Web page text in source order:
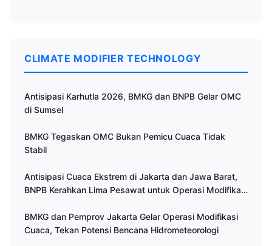
CLIMATE MODIFIER TECHNOLOGY
Antisipasi Karhutla 2026, BMKG dan BNPB Gelar OMC
di Sumsel
BMKG Tegaskan OMC Bukan Pemicu Cuaca Tidak
Stabil
Antisipasi Cuaca Ekstrem di Jakarta dan Jawa Barat,
BNPB Kerahkan Lima Pesawat untuk Operasi Modifikasi
BMKG dan Pemprov Jakarta Gelar Operasi Modifikasi
Cuaca, Tekan Potensi Bencana Hidrometeorologi